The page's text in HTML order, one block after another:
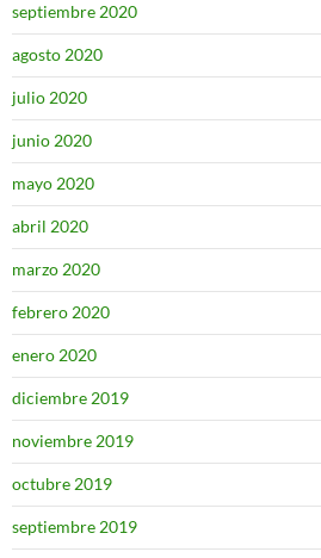
septiembre 2020
agosto 2020
julio 2020
junio 2020
mayo 2020
abril 2020
marzo 2020
febrero 2020
enero 2020
diciembre 2019
noviembre 2019
octubre 2019
septiembre 2019